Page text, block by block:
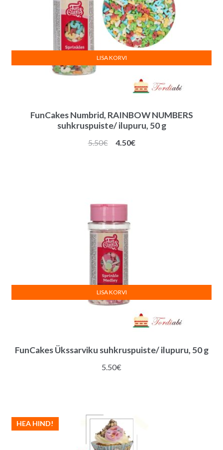
FunCakes Numbrid, RAINBOW NUMBERS
suhkruspuiste/ ilupuru, 50 g
5.50€
Algne
4.50€Praegune
LISA KORVI
FunCakes Ükssarviku suhkruspuiste/ ilupuru, 50 g
5.50€
LISA KORVI
HEA HIND!